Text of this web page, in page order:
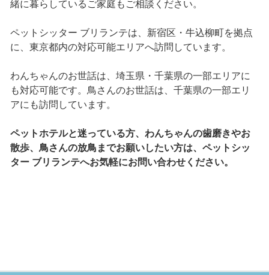
緒に暮らしているご家庭もご相談ください。
ペットシッター ブリランテは、新宿区・牛込柳町を拠点
に、東京都内の対応可能エリアへ訪問しています。
わんちゃんのお世話は、埼玉県・千葉県の一部エリアに
も対応可能です。鳥さんのお世話は、千葉県の一部エリ
アにも訪問しています。
ペットホテルと迷っている方、わんちゃんの歯磨きやお
散歩、鳥さんの放鳥までお願いしたい方は、ペットシッ
ター ブリランテへお気軽にお問い合わせください。